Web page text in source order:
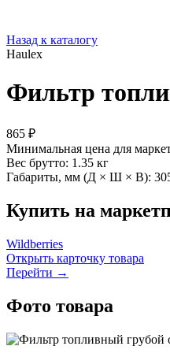
Назад к каталогу
Haulex
Фильтр
865 ₽
Минимальная цена для
Вес брутто: 1.35 кг
Габариты, мм (Д × Ш × В):
Купить на
Wildberries
Открыть карточку товара
Перейти →
Фото товара